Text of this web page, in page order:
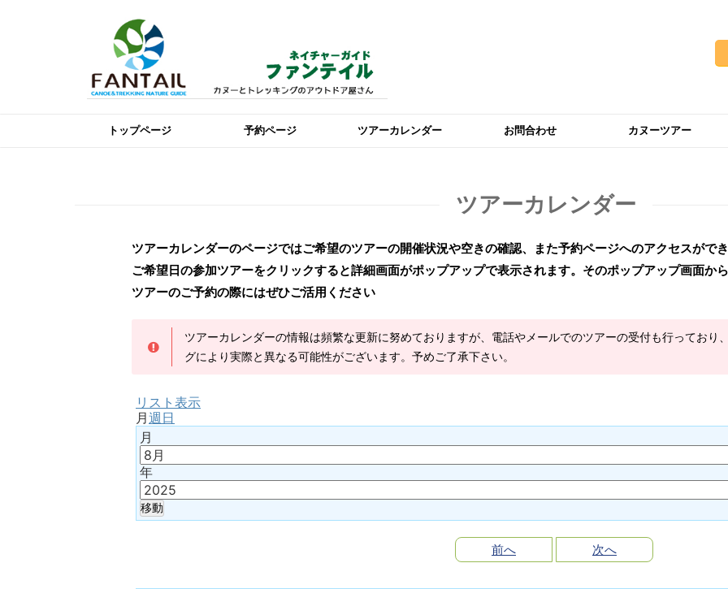
トップページ 予約ページ ツアーカレンダー お問合わせ カヌーツアー
ツアーカレンダー
ツアーカレンダーのページではご希望のツアーの開催状況や空きの確認、また予約ページへのアクセスができ
ご希望日の参加ツアーをクリックすると詳細画面がポップアップで表示されます。そのポップアップ画面か
ツアーのご予約の際にはぜひご活用ください
ツアーカレンダーの情報は頻繁な更新に努めておりますが、電話やメールでのツアーの受付も行っており
グにより実際と異なる可能性がございます。予めご了承下さい。
リスト 表示
月週 日
月
年
前へ 次へ